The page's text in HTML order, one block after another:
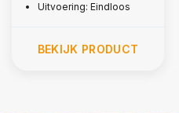
Uitvoering: Eindloos
BEKIJK PRODUCT